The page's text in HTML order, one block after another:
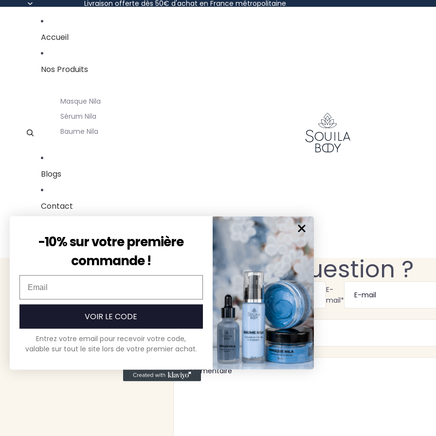
Livraison offerte dès 50€ d'achat en France métropolitaine
Accueil
Nos Produits
Masque Nila
Sérum Nila
Baume Nila
Blogs
Contact
Plus
Une question ?
E-
mail*
Commentaire
-10% sur votre première
commande !
VOIR LE CODE
Entrez votre email pour recevoir votre code,
valable sur tout le site lors de votre premier achat.